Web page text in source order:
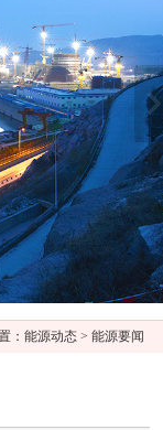
：能源动态 > 能源要闻